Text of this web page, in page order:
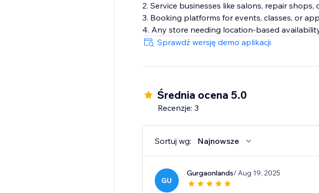
2. Service businesses like salons, repair shops,
3. Booking platforms for events, classes, or
4. Any store needing location-based
Sprawdź wersję demo aplikacji
Średnia ocena 5.0
Recenzje: 3
Sortuj wg: Najnowsze
GU
Gurgaonlands/ Aug 19, 2025